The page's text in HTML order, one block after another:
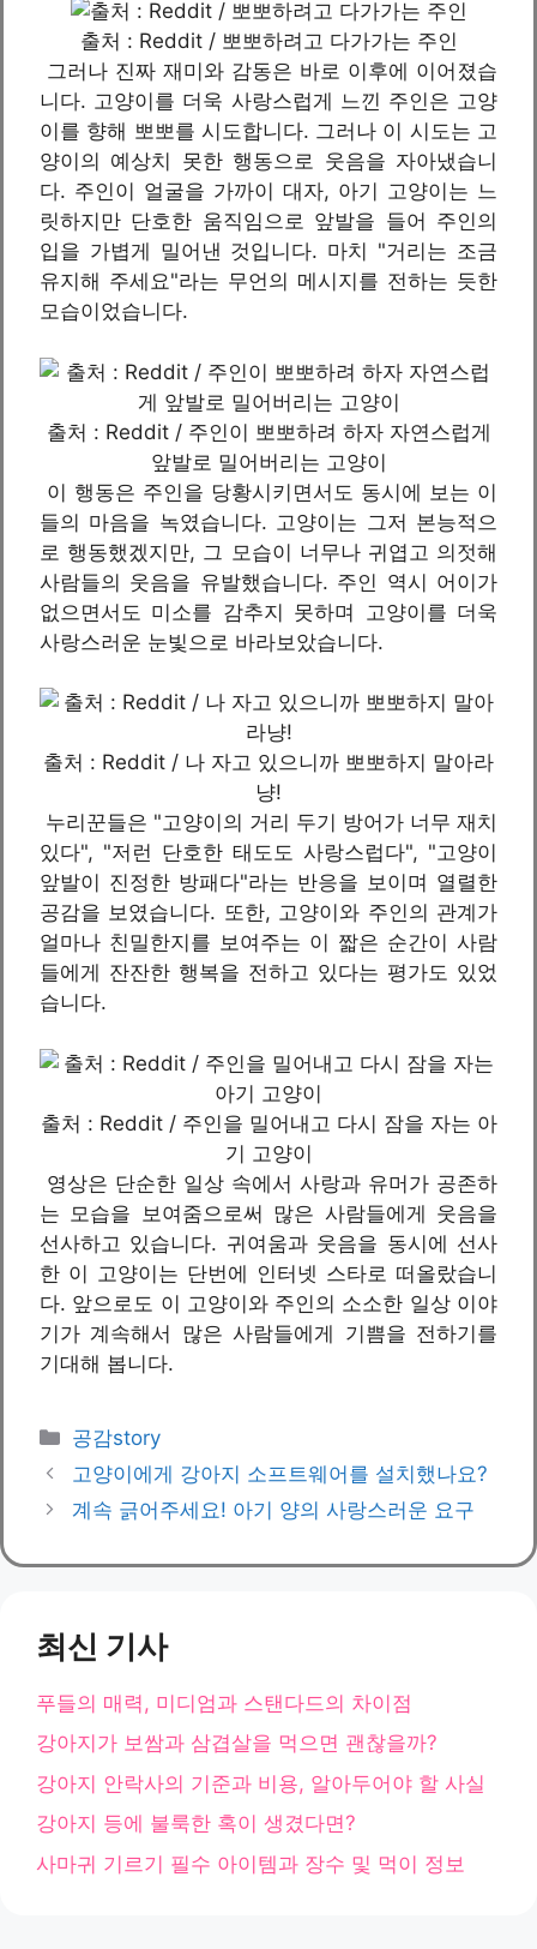
출처 : Reddit / 뽀뽀하려고 다가가는 주인
그러나 진짜 재미와 감동은 바로 이후에 이어졌습
니다. 고양이를 더욱 사랑스럽게 느낀 주인은 고양
이를 향해 뽀뽀를 시도합니다. 그러나 이 시도는 고
양이의 예상치 못한 행동으로 웃음을 자아냈습니
다. 주인이 얼굴을 가까이 대자, 아기 고양이는 느
릿하지만 단호한 움직임으로 앞발을 들어 주인의
입을 가볍게 밀어낸 것입니다. 마치 "거리는 조금
유지해 주세요"라는 무언의 메시지를 전하는 듯한
모습이었습니다.
출처 : Reddit / 주인이 뽀뽀하려 하자 자연스럽게
앞발로 밀어버리는 고양이
이 행동은 주인을 당황시키면서도 동시에 보는 이
들의 마음을 녹였습니다. 고양이는 그저 본능적으
로 행동했겠지만, 그 모습이 너무나 귀엽고 의젓해
사람들의 웃음을 유발했습니다. 주인 역시 어이가
없으면서도 미소를 감추지 못하며 고양이를 더욱
사랑스러운 눈빛으로 바라보았습니다.
출처 : Reddit / 나 자고 있으니까 뽀뽀하지 말아라
냥!
누리꾼들은 "고양이의 거리 두기 방어가 너무 재치
있다", "저런 단호한 태도도 사랑스럽다", "고양이
앞발이 진정한 방패다"라는 반응을 보이며 열렬한
공감을 보였습니다. 또한, 고양이와 주인의 관계가
얼마나 친밀한지를 보여주는 이 짧은 순간이 사람
들에게 잔잔한 행복을 전하고 있다는 평가도 있었
습니다.
출처 : Reddit / 주인을 밀어내고 다시 잠을 자는 아
기 고양이
영상은 단순한 일상 속에서 사랑과 유머가 공존하
는 모습을 보여줌으로써 많은 사람들에게 웃음을
선사하고 있습니다. 귀여움과 웃음을 동시에 선사
한 이 고양이는 단번에 인터넷 스타로 떠올랐습니
다. 앞으로도 이 고양이와 주인의 소소한 일상 이야
기가 계속해서 많은 사람들에게 기쁨을 전하기를
기대해 봅니다.
카
테
리
공감story
고양이에게 강아지 소프트웨어를 설치했나요?
계속 긁어주세요! 아기 양의 사랑스러운 요구
최신 기사
푸들의 매력, 미디엄과 스탠다드의 차이점
강아지가 보쌈과 삼겹살을 먹으면 괜찮을까?
강아지 안락사의 기준과 비용, 알아두어야 할 사실
강아지 등에 불룩한 혹이 생겼다면?
사마귀 기르기 필수 아이템과 장수 및 먹이 정보